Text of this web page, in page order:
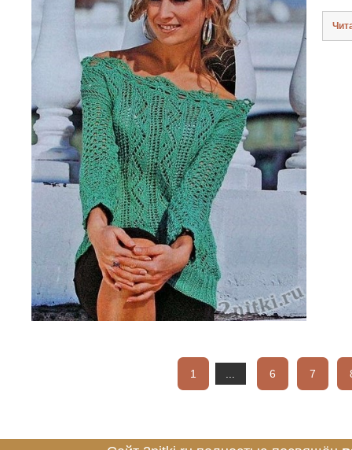
1 6 7